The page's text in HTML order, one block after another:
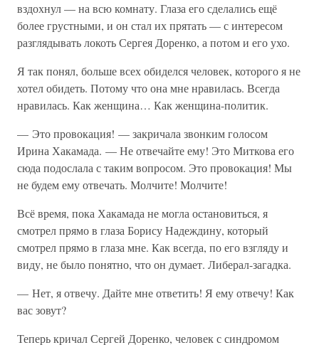
вздохнул — на всю комнату. Глаза его сделались ещё
более грустными, и он стал их прятать — с интересом
разглядывать локоть Сергея Доренко, а потом и его ухо.
Я так понял, больше всех обиделся человек, которого я не
хотел обидеть. Потому что она мне нравилась. Всегда
нравилась. Как женщина… Как женщина-политик.
— Это провокация! — закричала звонким голосом
Ирина Хакамада. — Не отвечайте ему! Это Миткова его
сюда подослала с таким вопросом. Это провокация! Мы
не будем ему отвечать. Молчите! Молчите!
Всё время, пока Хакамада не могла остановиться, я
смотрел прямо в глаза Борису Надеждину, который
смотрел прямо в глаза мне. Как всегда, по его взгляду и
виду, не было понятно, что он думает. Либерал-загадка.
— Нет, я отвечу. Дайте мне ответить! Я ему отвечу! Как
вас зовут?
Теперь кричал Сергей Доренко, человек с синдромом